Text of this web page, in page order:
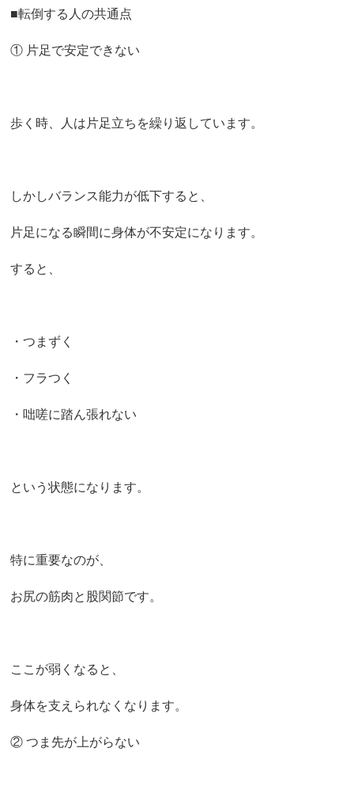
■転倒する人の共通点
① 片足で安定できない
歩く時、人は片足立ちを繰り返しています。
しかしバランス能力が低下すると、
片足になる瞬間に身体が不安定になります。
すると、
・つまずく
・フラつく
・咄嗟に踏ん張れない
という状態になります。
特に重要なのが、
お尻の筋肉と股関節です。
ここが弱くなると、
身体を支えられなくなります。
② つま先が上がらない